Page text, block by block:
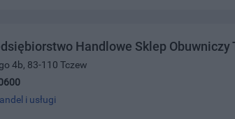
Handlowe Sklep Obuwniczy
4b, 83-110 Tczew
i usługi